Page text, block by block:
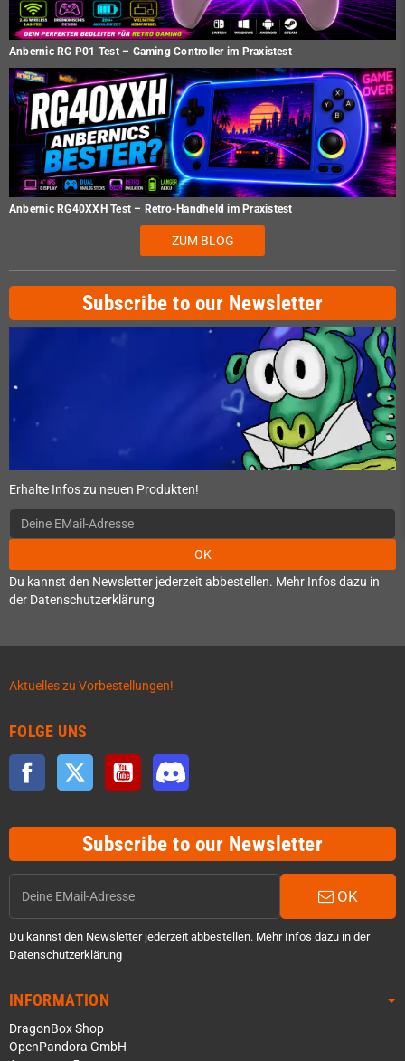
Anbernic RG P01 Test – Gaming Controller im Praxistest
Anbernic RG40XXH Test – Retro-Handheld im Praxistest
ZUM BLOG
Subscribe to our Newsletter
Erhalte Infos zu neuen Produkten!
OK
Du kannst den Newsletter jederzeit abbestellen. Mehr Infos dazu in
der Datenschutzerklärung
Aktuelles zu Vorbestellungen!
FOLGE UNS
Facebook Twitter YouTube
Subscribe to our Newsletter
OK
Du kannst den Newsletter jederzeit abbestellen. Mehr Infos dazu in der
Datenschutzerklärung
INFORMATION
DragonBox Shop
OpenPandora GmbH